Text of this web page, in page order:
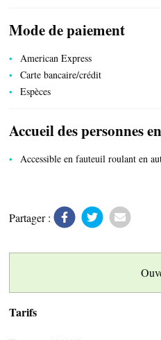
TRANSPORTS
Mode de paiement
American Express
Carte bancaire/crédit
Espèces
Accueil des personnes
Accessible en fauteuil roulant en
Partager :
Tarifs